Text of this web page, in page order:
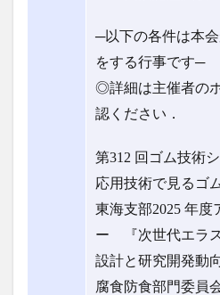
─以下の各件は本
をする行事です─
◎詳細は主催者の
認ください．
第312 回ゴム技術
応用技術で見るゴ
東海支部2025 年度
ー 『次世代エラ
設計と研究開発動向
腐食防食部門委員